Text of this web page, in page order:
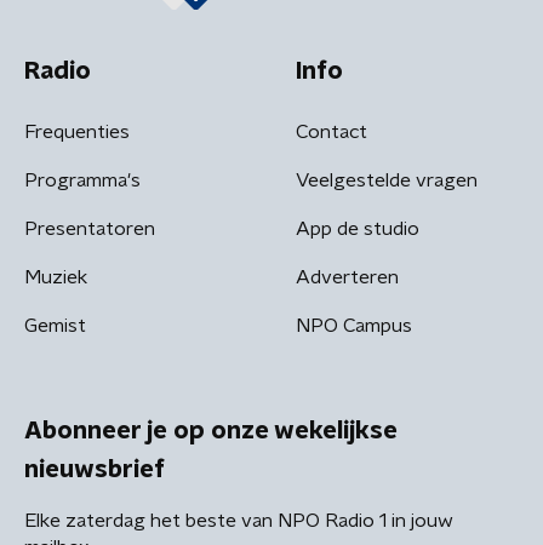
Radio
Frequenties
Programma's
Presentatoren
Muziek
Gemist
Info
Contact
Veelgestelde vragen
App de studio
Adverteren
NPO Campus
Abonneer je op onze wekelijkse
nieuwsbrief
Elke zaterdag het beste van NPO Radio 1 in jouw